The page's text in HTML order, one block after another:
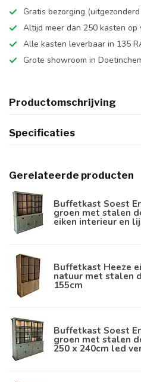
Gratis bezorging
Altijd meer dan 250 kasten op
Alle kasten leverbaar in 135
Grote showroom in
Productomschrijving
Specificaties
Gerelateerde producten
Buffetkast Soest
groen met stalen
eiken interieur en
Buffetkast Heeze
natuur met stalen
155cm
Buffetkast Soest
groen met stalen
250 x 240cm led